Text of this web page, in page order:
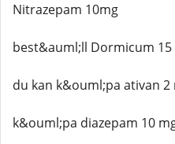
Nitrazepam 10mg
best&auml;ll Dormicum 15
du kan k&ouml;pa ativan
k&ouml;pa diazepam 10